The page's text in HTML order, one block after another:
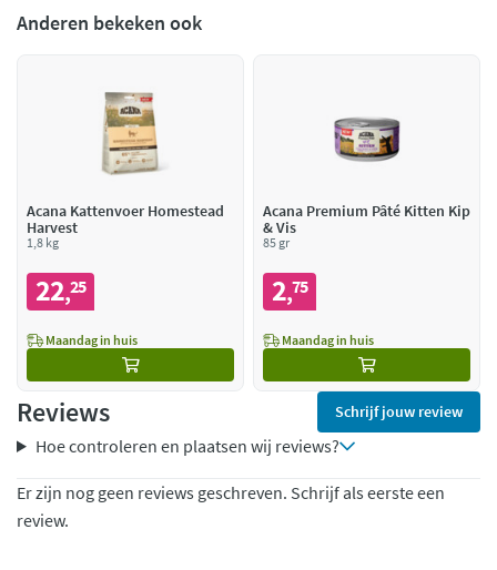
Anderen bekeken ook
Acana Kattenvoer Homestead
Harvest
1,8 kg
22,25
Maandag in huis
Acana Premium Pâté Kitten Kip
& Vis
85 gr
2,75
Maandag in huis
Reviews Schrijf jouw review
Hoe controleren en plaatsen wij reviews?
Er zijn nog geen reviews geschreven. Schrijf als eerste een
review.